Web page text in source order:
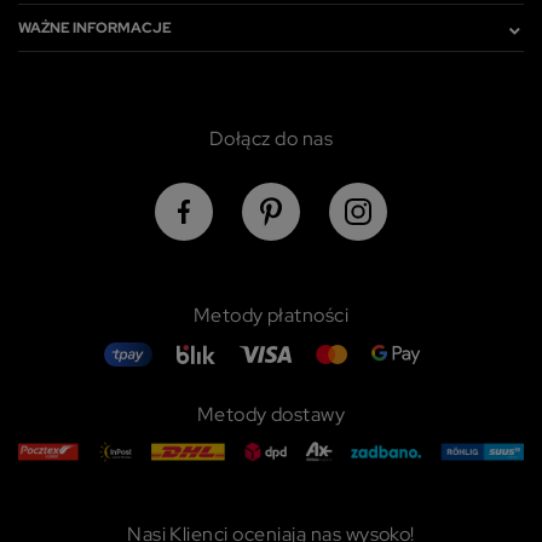
poniższymi informacjami, abyś mógł świadomie i
komfortowo korzystać z naszych stron www.
ustawienia prywatności".
•fotele z rattanu bujane MARSEILLE
rattanowe z naszego asortymentu.
luksusowy fotel rattanowy CANNES– opływowa forma i
jasny kolor mebla sprawiają, że doskonale wpasuje się w każde
otoczenie. Znajdzie swoje zastosowanie zarówno na obszernych
fotel na balkon LAVAL
– pleciony, rattanowy korpus,
kształtem nawiązujący do mebli sprzed dziesięcioleci,
przywołuje wspomnienia ciepłych, letnich dni. To jak cofnięcie
Dzięki metalowemu stelażowi mebel prezentuje się niezwykle
stylowo i nowocześnie. Fotel posiada wyprofilowane i głębokie
siedzisko, które zaprasza do błogiego relaksu.
WAŻNE INFORMACJE
Dołącz do nas
Metody płatności
Metody dostawy
Nasi Klienci oceniają nas wysoko!